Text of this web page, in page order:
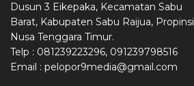
Dusun 3 Eikepaka, Kecamatan Sabu
Barat, Kabupaten Sabu Raijua, Propinsi
Nusa Tenggara Timur.
Telp : 081239223296, 091239798516
Email : pelopor9media@gmail.com